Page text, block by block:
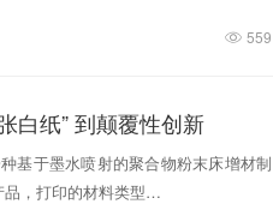
559
白纸” 到颠覆性创新
基于墨水喷射的聚合物粉末床增材制
品，打印的材料类型…